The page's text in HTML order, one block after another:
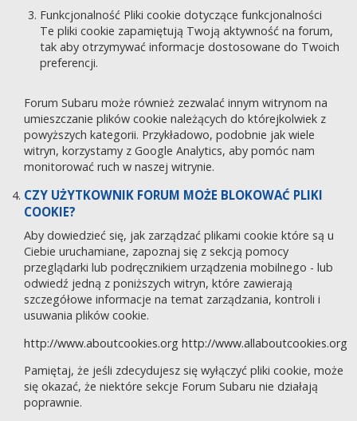
Funkcjonalność Pliki cookie dotyczące funkcjonalności
Te pliki cookie zapamiętują Twoją aktywność na forum,
tak aby otrzymywać informacje dostosowane do Twoich
preferencji.
Forum Subaru może również zezwalać innym witrynom na
umieszczanie plików cookie należących do którejkolwiek z
powyższych kategorii. Przykładowo, podobnie jak wiele
witryn, korzystamy z Google Analytics, aby pomóc nam
monitorować ruch w naszej witrynie.
CZY UŻYTKOWNIK FORUM MOŻE BLOKOWAĆ PLIKI
COOKIE?
Aby dowiedzieć się, jak zarządzać plikami cookie które są u
Ciebie uruchamiane, zapoznaj się z sekcją pomocy
przeglądarki lub podręcznikiem urządzenia mobilnego - lub
odwiedź jedną z poniższych witryn, które zawierają
szczegółowe informacje na temat zarządzania, kontroli i
usuwania plików cookie.
http://www.aboutcookies.org http://www.allaboutcookies.org
Pamiętaj, że jeśli zdecydujesz się wyłączyć pliki cookie, może
się okazać, że niektóre sekcje Forum Subaru nie działają
poprawnie.